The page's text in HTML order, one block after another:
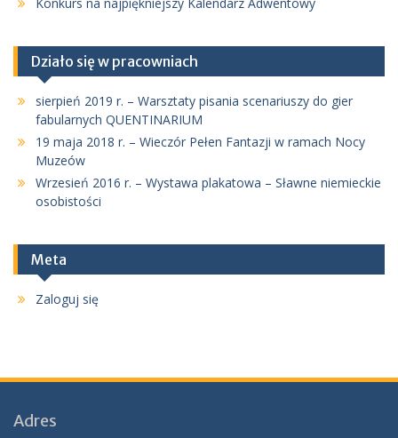
Działo się w pracowniach
sierpień 2019 r. – Warsztaty pisania scenariuszy do gier
fabularnych QUENTINARIUM
19 maja 2018 r. – Wieczór Pełen Fantazji w ramach Nocy
Muzeów
Wrzesień 2016 r. – Wystawa plakatowa – Sławne niemieckie
osobistości
Meta
Zaloguj się
Adres